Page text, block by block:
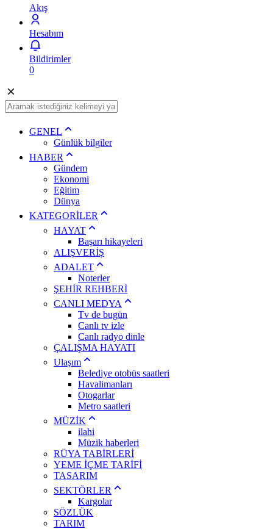
Akış
Hesabım
Bildirimler
0
GENEL
Günlük bilgiler
HABER
Gündem
Ekonomi
Eğitim
Dünya
KATEGORİLER
HAYAT
Başarı hikayeleri
ALIŞVERİŞ
ADALET
Noterler
ŞEHİR REHBERİ
CANLI MEDYA
Tv de bugün
Canlı tv izle
Canlı radyo dinle
ÇALIŞMA HAYATI
Ulaşım
Belediye otobüs saatleri
Havalimanları
Otogarlar
Metro saatleri
MÜZİK
ilahi
Müzik haberleri
RÜYA TABİRLERİ
YEME İÇME TARİFİ
TASARIM
SEKTÖRLER
Kargolar
SÖZLÜK
TARIM